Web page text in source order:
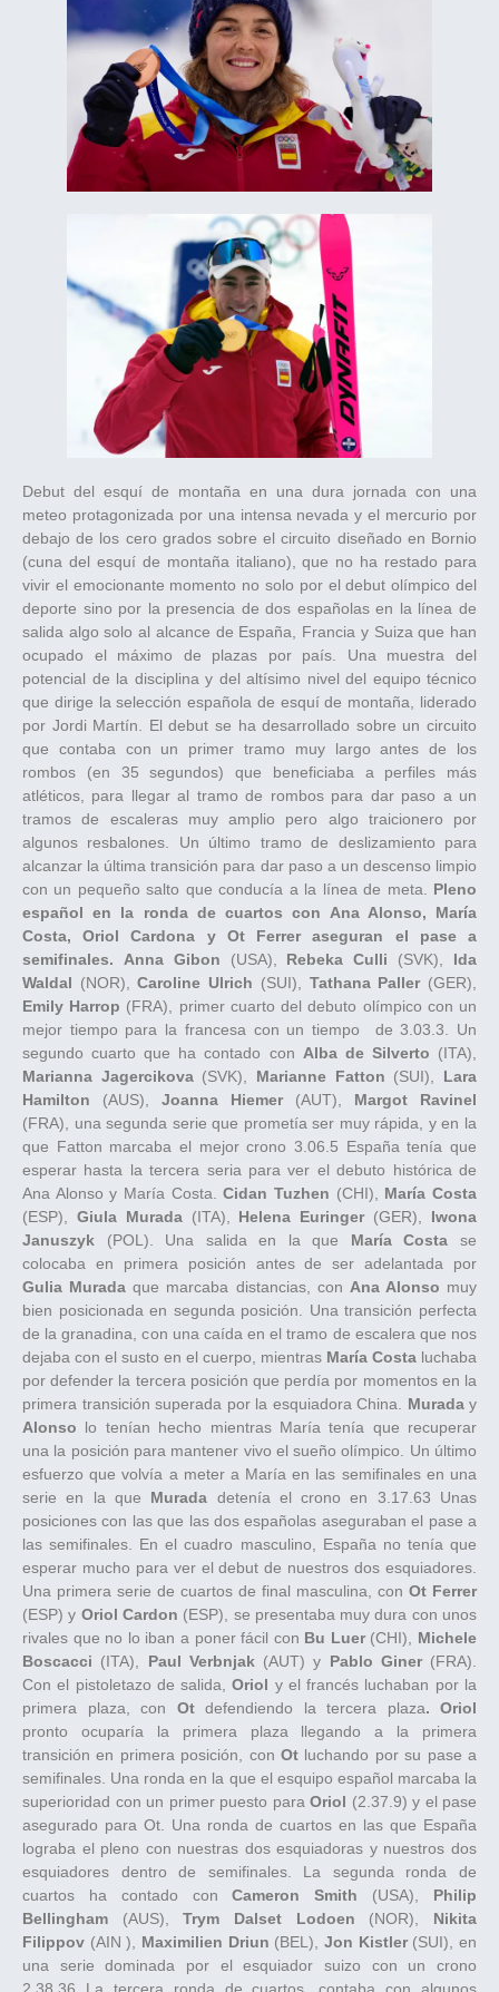
Debut del esquí de montaña en una dura jornada con una
meteo protagonizada por una intensa nevada y el mercurio por
debajo de los cero grados sobre el circuito diseñado en Bornio
(cuna del esquí de montaña italiano), que no ha restado para
vivir el emocionante momento no solo por el debut olímpico del
deporte sino por la presencia de dos españolas en la línea de
salida algo solo al alcance de España, Francia y Suiza que han
ocupado el máximo de plazas por país. Una muestra del
potencial de la disciplina y del altísimo nivel del equipo técnico
que dirige la selección española de esquí de montaña, liderado
por Jordi Martín. El debut se ha desarrollado sobre un circuito
que contaba con un primer tramo muy largo antes de los
rombos (en 35 segundos) que beneficiaba a perfiles más
atléticos, para llegar al tramo de rombos para dar paso a un
tramos de escaleras muy amplio pero algo traicionero por
algunos resbalones. Un último tramo de deslizamiento para
alcanzar la última transición para dar paso a un descenso limpio
con un pequeño salto que conducía a la línea de meta. Pleno
español en la ronda de cuartos con Ana Alonso, María
Costa, Oriol Cardona y Ot Ferrer aseguran el pase a
semifinales.
Anna Gibon (USA), Rebeka Culli (SVK), Ida
Waldal (NOR),Caroline Ulrich (SUI), Tathana Paller(GER),
Emily Harrop (FRA), primer cuarto del debuto olímpico con un
mejor tiempo para la francesa con un tiempo de 3.03.3. Un
segundo cuarto que ha contado con Alba de Silverto (ITA),
Marianna Jagercikova(SVK), Marianne Fatton (SUI), Lara
Hamilton (AUS), Joanna Hiemer(AUT), Margot Ravinel
(FRA), una segunda serie que prometía ser muy rápida, y en la
que Fatton marcaba el mejor crono 3.06.5 España tenía que
esperar hasta la tercera seria para ver el debuto histórica de
Ana Alonso y María Costa.Cidan Tuzhen (CHI), María Costa
(ESP), Giula Murada(ITA), Helena Euringer(GER), Iwona
Januszyk (POL). Una salida en la que María Costa se
colocaba en primera posición antes de ser adelantada por
Gulia Murada que marcaba distancias, con Ana Alonso muy
bien posicionada en segunda posición. Una transición perfecta
de la granadina, con una caída en el tramo de escalera que nos
dejaba con el susto en el cuerpo, mientras María Costa luchaba
por defender la tercera posición que perdía por momentos en la
primera transición superada por la esquiadora China. Muraday
Alonso lo tenían hecho mientras María tenía que recuperar
una la posición para mantener vivo el sueño olímpico. Un último
esfuerzo que volvía a meter a María en las semifinales en una
serie en la que Murada detenía el crono en 3.17.63 Unas
posiciones con las que las dos españolas aseguraban el pase a
las semifinales. En el cuadro masculino, España no tenía que
esperar mucho para ver el debut de nuestros dos esquiadores.
Una primera serie de cuartos de final masculina, con Ot Ferrer
(ESP) y Oriol Cardon (ESP), se presentaba muy dura con unos
rivales que no lo iban a poner fácil con Bu Luer(CHI), Michele
Boscacci (ITA), Paul Verbnjak(AUT) y Pablo Giner(FRA).
Con el pistoletazo de salida,Oriol y el francés luchaban por la
primera plaza, con Otdefendiendo la tercera plaza. Oriol
pronto ocuparía la primera plaza llegando a la primera
transición en primera posición, con Ot luchando por su pase a
semifinales. Una ronda en la que el esquipo español marcaba la
superioridad con un primer puesto para Oriol (2.37.9) y el pase
asegurado para Ot. Una ronda de cuartos en las que España
lograba el pleno con nuestras dos esquiadoras y nuestros dos
esquiadores dentro de semifinales. La segunda ronda de
cuartos ha contado conCameron Smith (USA), Philip
Bellingham (AUS),Trym Dalset Lodoen (NOR), Nikita
Filippov (AIN ), Maximilien Driun (BEL),Jon Kistler(SUI), en
una serie dominada por el esquiador suizo con un crono